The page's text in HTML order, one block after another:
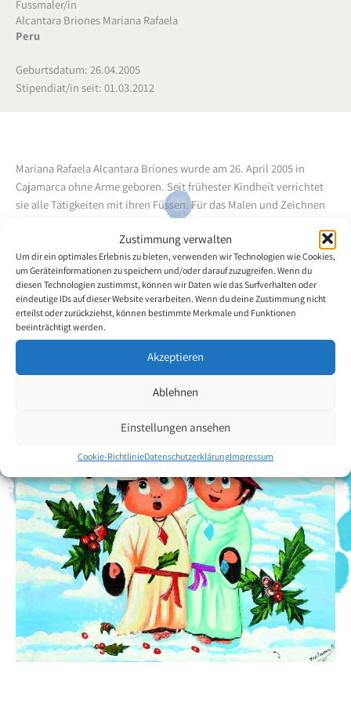
Zustimmung verwalten
Um dir ein optimales Erlebnis zu bieten, verwenden wir Technologien wie Cookies,
um Geräteinformationen zu speichern und/oder darauf zuzugreifen. Wenn du
diesen Technologien zustimmst, können wir Daten wie das Surfverhalten oder
eindeutige IDs auf dieser Website verarbeiten. Wenn du deine Zustimmung nicht
erteilst oder zurückziehst, können bestimmte Merkmale und Funktionen
beeinträchtigt werden.
Akzeptieren
Ablehnen
Einstellungen ansehen
Cookie-RichtlinieDatenschutzerklärungImpressum
Fussmaler/in
Alcantara Briones Mariana Rafaela
Peru
Geburtsdatum: 26.04.2005
Stipendiat/in seit: 01.03.2012
Mariana Rafaela Alcantara Briones wurde am 26. April 2005 in
Cajamarca ohne Arme geboren. Seit frühester Kindheit verrichtet
sie alle Tätigkeiten mit ihren Füssen. Für das Malen und Zeichnen
gebraucht sie hauptsächlich den linken Fuss. Das nunmehr 6-
jährige Mädchen besucht das das Kolleg "Sta. Teresita de
Cajamarca" und studiert dort unter der Anleitung der
Kunstprofessorin Anita Infante Kunst und Malerei. Sie hat grossen
Gefallen an der Malerei gefunden und verbessert sich nach und
nach. Sie malt mit Tempera, Wasserfarben und Kreide.
Zurück zur Künstlerübersicht